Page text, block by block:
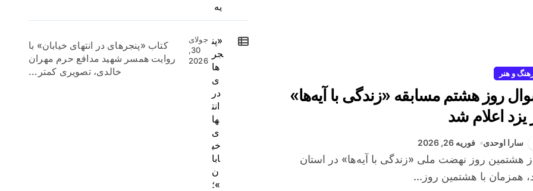
و هنر
روز هشتم مسابقه «زندگی با آیه‌ها»
یزد اعلام شد
سارا اوحدی فوریه 26, 2026
همزمان با هشتمین روز...
یه
«پن
جر
ها
ی
در
انت
ها
ی
خی
ابا
ن
»؛
جولای
30,
2026
کتاب «پنجرهای در انتهای خیابان» با
روایت همسر شهید مدافع حرم مهران
خالدی، تصویری کمتر...